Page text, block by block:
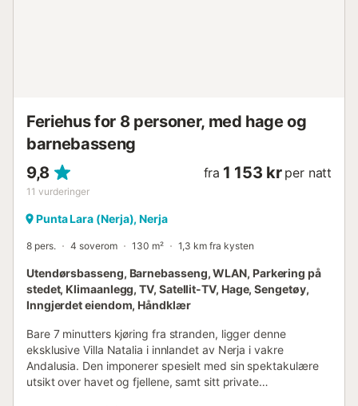
Feriehus for 8 personer, med hage og
barnebasseng
9,8
11 vurderinger
fra 1 153 kr per natt
Punta Lara (Nerja), Nerja
8 pers. 4 soverom 130 m² 1,3 km fra kysten
Utendørsbasseng, Barnebasseng, WLAN, Parkering på
stedet, Klimaanlegg, TV, Satellit-TV, Hage, Sengetøy,
Inngjerdet eiendom, Håndklær
Bare 7 minutters kjøring fra stranden, ligger denne
eksklusive Villa Natalia i innlandet av Nerja i vakre
Andalusia. Den imponerer spesielt med sin spektakulære
utsikt over havet og fjellene, samt sitt private